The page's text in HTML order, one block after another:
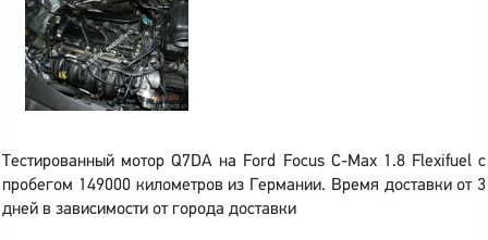
Тестированный мотор Q7DA на Ford Focus C-Max 1.8 Flexifuel с
пробегом 149000 километров из Германии. Время доставки от 3
дней в зависимости от города доставки